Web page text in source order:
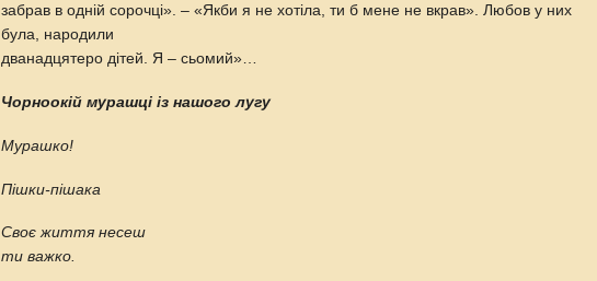
забрав в одній сорочці». – «Якби я не хотіла, ти б мене не вкрав». Любов у них
була, народили
дванадцятеро дітей. Я – сьомий»…
Чорноокій мурашці із нашого лугу
Мурашко!
Пішки-пішака
Своє життя несеш
ти важко.